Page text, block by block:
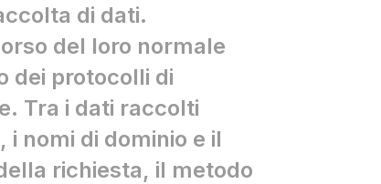
di dati.
del loro normale
dei protocolli di
Tra i dati raccolti
nomi di dominio e il
richiesta, il metodo